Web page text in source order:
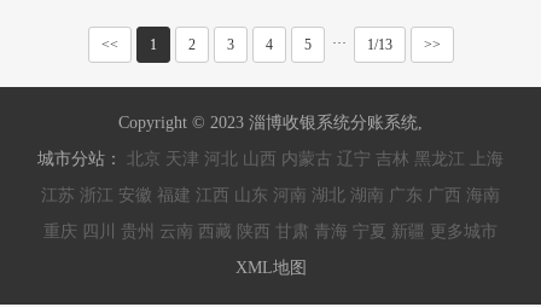
<< 1 2 3 4 5 ··· 1/13 >>
Copyright © 2023 淄博收银系统分账系统,
城市分站： 北京 天津 河北 山西 内蒙古 辽宁 吉林 黑龙江
上海
江苏 浙江 安徽 福建 江西 山东 河南 湖北 湖南 广东 广西 海南
重庆 四川 贵州 云南 西藏 陕西 甘肃 青海 宁夏 新疆 更多城市
XML地图